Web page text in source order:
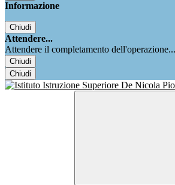
Informazione
Chiudi
Attendere...
Attendere il completamento dell'operazione...
Chiudi
Chiudi